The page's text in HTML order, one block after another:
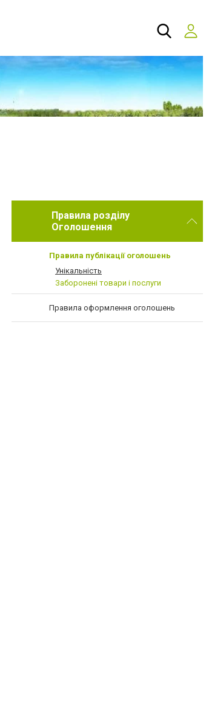
Правила розділу
Оголошення
Правила публікації оголошень
Унікальність
Заборонені товари і послуги
Правила оформлення оголошень